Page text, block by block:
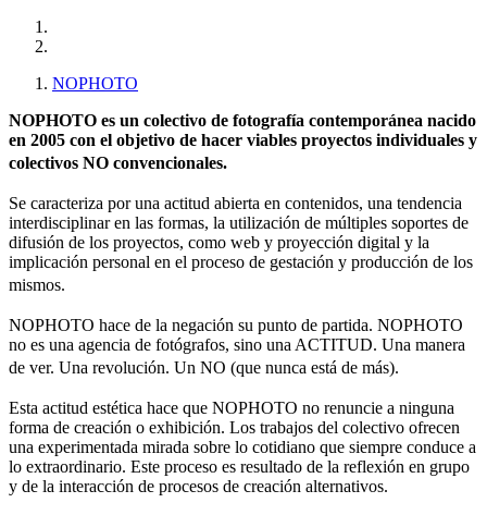
NOPHOTO
NOPHOTO es un colectivo de fotografía contemporánea nacido
en 2005 con el objetivo de hacer viables proyectos individuales y
colectivos NO convencionales.
Se caracteriza por una actitud abierta en contenidos, una tendencia
interdisciplinar en las formas, la utilización de múltiples soportes de
difusión de los proyectos, como web y proyección digital y la
implicación personal en el proceso de gestación y producción de los
mismos.
NOPHOTO hace de la negación su punto de partida. NOPHOTO
no es una agencia de fotógrafos, sino una ACTITUD. Una manera
de ver. Una revolución. Un NO (que nunca está de más).
Esta actitud estética hace que NOPHOTO no renuncie a ninguna
forma de creación o exhibición. Los trabajos del colectivo ofrecen
una experimentada mirada sobre lo cotidiano que siempre conduce a
lo extraordinario. Este proceso es resultado de la reflexión en grupo
y de la interacción de procesos de creación alternativos.